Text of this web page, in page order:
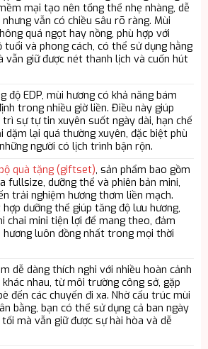
mại tạo nên tổng thể nhẹ nhàng, dễ
vẫn có chiều sâu rõ ràng. Mùi
quá ngọt hay nồng, phù hợp với
tuổi và phong cách, có thể sử dụng hằng
vẫn giữ được nét thanh lịch và cuốn hút
độ EDP, mùi hương có khả năng bám
trong nhiều giờ liền. Điều này giúp
trì sự tự tin xuyên suốt ngày dài, hạn chế
dặm lại quá thường xuyên, đặc biệt phù
người có lịch trình bận rộn.
quà tặng (giftset), sản phẩm bao gồm
fullsize, dưỡng thể và phiên bản mini,
trải nghiệm hương thơm liền mạch.
dưỡng thể giúp tăng độ lưu hương,
chai mini tiện lợi để mang theo, đảm
hương luôn đồng nhất trong mọi thời
dễ dàng thích nghi với nhiều hoàn cảnh
khác nhau, từ môi trường công sở, gặp
đến các chuyến đi xa. Nhờ cấu trúc mùi
bằng, bạn có thể sử dụng cả ban ngày
mà vẫn giữ được sự hài hòa và dễ